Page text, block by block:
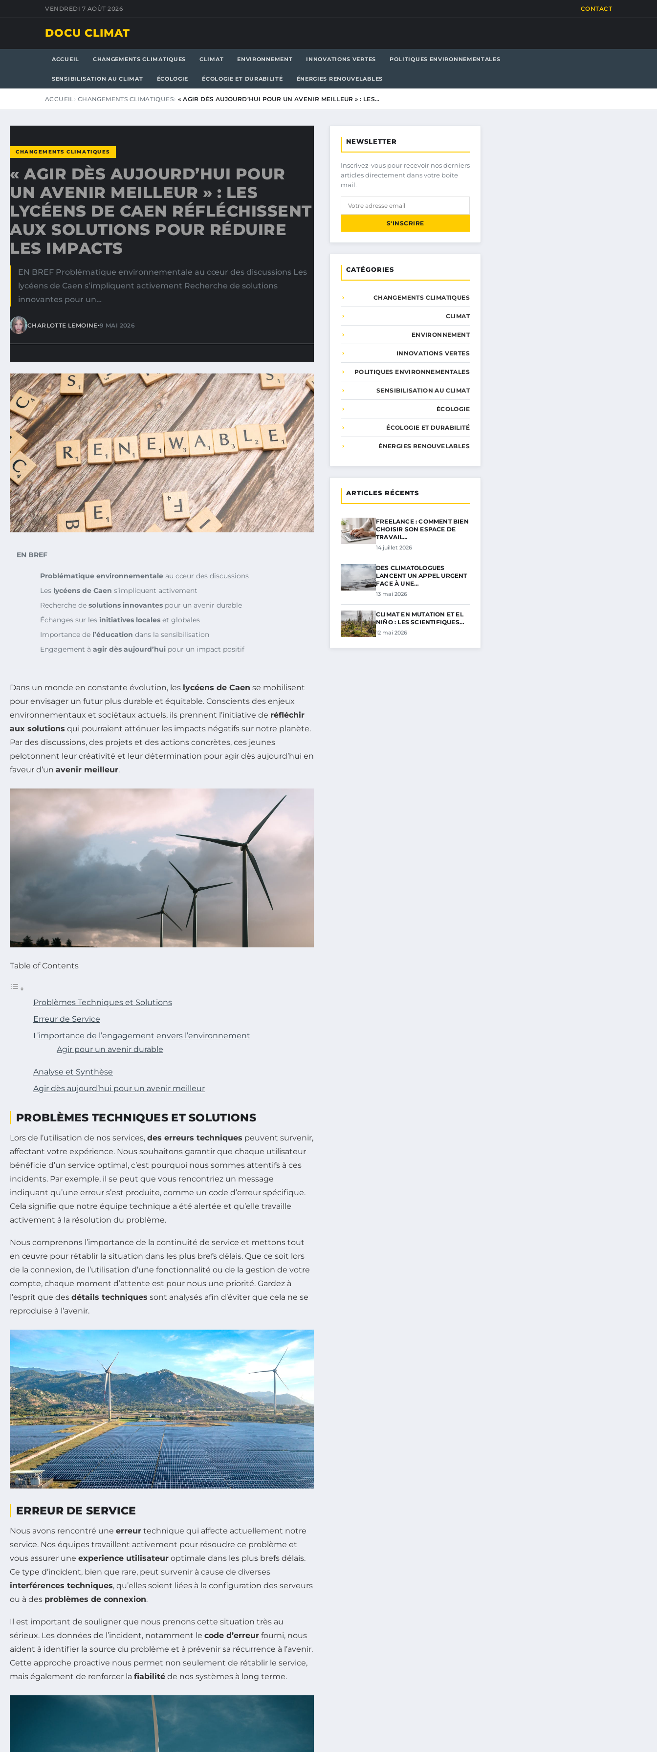
VENDREDI 7 AOÛT 2026 CONTACT
DOCU CLIMAT
ACCUEIL CHANGEMENTS CLIMATIQUES CLIMAT ENVIRONNEMENT INNOVATIONS VERTES POLITIQUES ENVIRONNEMENTALES
SENSIBILISATION AU CLIMAT ÉCOLOGIE ÉCOLOGIE ET DURABILITÉ ÉNERGIES RENOUVELABLES
ACCUEIL CHANGEMENTS CLIMATIQUES « AGIR DÈS AUJOURD’HUI POUR UN AVENIR MEILLEUR » : LES…
CHANGEMENTS CLIMATIQUES
« AGIR DÈS AUJOURD’HUI POUR
UN AVENIR MEILLEUR » : LES
LYCÉENS DE CAEN RÉFLÉCHISSENT
AUX SOLUTIONS POUR RÉDUIRE
LES IMPACTS
EN BREF Problématique environnementale au cœur des discussions Les
lycéens de Caen s’impliquent activement Recherche de solutions
innovantes pour un…
CHARLOTTE LEMOINE•9 MAI 2026
EN BREF
Problématique environnementale au cœur des discussions
Les lycéens de Caen s’impliquent activement
Recherche de solutions innovantes pour un avenir durable
Échanges sur les initiatives locales et globales
Importance de l’éducation dans la sensibilisation
Engagement à agir dès aujourd’hui pour un impact positif
Dans un monde en constante évolution, les lycéens de Caen se mobilisent
pour envisager un futur plus durable et équitable. Conscients des enjeux
environnementaux et sociétaux actuels, ils prennent l’initiative de réfléchir
aux solutions qui pourraient atténuer les impacts négatifs sur notre planète.
Par des discussions, des projets et des actions concrètes, ces jeunes
pelotonnent leur créativité et leur détermination pour agir dès aujourd’hui en
faveur d’un avenir meilleur.
Table of Contents
Problèmes Techniques et Solutions
Erreur de Service
L’importance de l’engagement envers l’environnement
Agir pour un avenir durable
Analyse et Synthèse
Agir dès aujourd’hui pour un avenir meilleur
PROBLÈMES TECHNIQUES ET SOLUTIONS
Lors de l’utilisation de nos services, des erreurs techniques peuvent survenir,
affectant votre expérience. Nous souhaitons garantir que chaque utilisateur
bénéficie d’un service optimal, c’est pourquoi nous sommes attentifs à ces
incidents. Par exemple, il se peut que vous rencontriez un message
indiquant qu’une erreur s’est produite, comme un code d’erreur spécifique.
Cela signifie que notre équipe technique a été alertée et qu’elle travaille
activement à la résolution du problème.
Nous comprenons l’importance de la continuité de service et mettons tout
en œuvre pour rétablir la situation dans les plus brefs délais. Que ce soit lors
de la connexion, de l’utilisation d’une fonctionnalité ou de la gestion de votre
compte, chaque moment d’attente est pour nous une priorité. Gardez à
l’esprit que des détails techniques sont analysés afin d’éviter que cela ne se
reproduise à l’avenir.
ERREUR DE SERVICE
Nous avons rencontré une erreur technique qui affecte actuellement notre
service. Nos équipes travaillent activement pour résoudre ce problème et
vous assurer une experience utilisateur optimale dans les plus brefs délais.
Ce type d’incident, bien que rare, peut survenir à cause de diverses
interférences techniques, qu’elles soient liées à la configuration des serveurs
ou à des problèmes de connexion.
Il est important de souligner que nous prenons cette situation très au
sérieux. Les données de l’incident, notamment le code d’erreur fourni, nous
aident à identifier la source du problème et à prévenir sa récurrence à l’avenir.
Cette approche proactive nous permet non seulement de rétablir le service,
mais également de renforcer la fiabilité de nos systèmes à long terme.
NEWSLETTER
Inscrivez-vous pour recevoir nos derniers
articles directement dans votre boîte
mail.
S'INSCRIRE
CATÉGORIES
CHANGEMENTS CLIMATIQUES
CLIMAT
ENVIRONNEMENT
INNOVATIONS VERTES
POLITIQUES ENVIRONNEMENTALES
SENSIBILISATION AU CLIMAT
ÉCOLOGIE
ÉCOLOGIE ET DURABILITÉ
ÉNERGIES RENOUVELABLES
ARTICLES RÉCENTS
FREELANCE : COMMENT BIEN
CHOISIR SON ESPACE DE
TRAVAIL…
14 juillet 2026
DES CLIMATOLOGUES
LANCENT UN APPEL URGENT
FACE À UNE…
13 mai 2026
CLIMAT EN MUTATION ET EL
NIÑO : LES SCIENTIFIQUES…
12 mai 2026